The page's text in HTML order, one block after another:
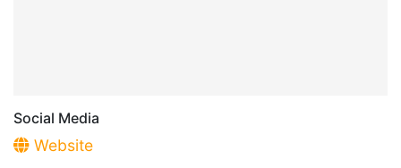
Social Media
Website